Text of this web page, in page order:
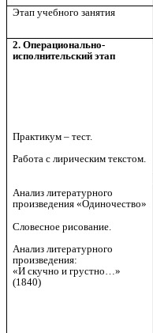
Этап учебного занятия
2. Операционально-
исполнительский этап
Практикум – тест.
Работа с лирическим текстом.
Анализ литературного
произведения «Одиночество»
Словесное рисование.
Анализ литературного
произведения:
«И скучно и грустно…»
(1840)